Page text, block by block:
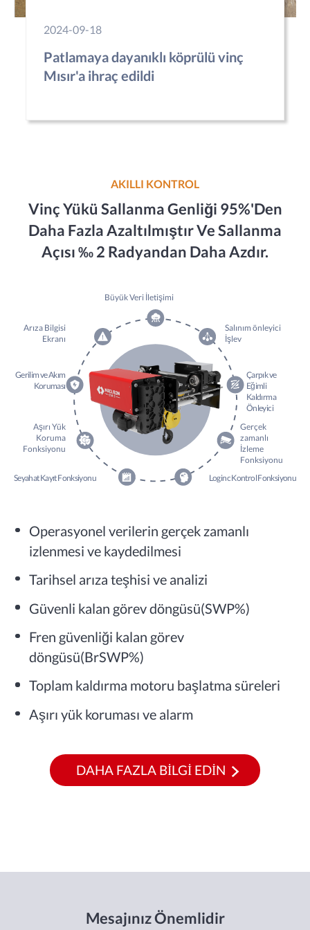
2024-09-18
Patlamaya dayanıklı köprülü vinç
Mısır'a ihraç edildi
AKILLI KONTROL
Vinç Yükü Sallanma Genliği 95%'den
Daha Fazla Azaltılmıştır Ve Sallanma
Açısı ‰ 2 Radyandan Daha Azdır.
Büyük Veri İletişimi
Salınım önleyici
İşlev
Çarpık ve
Eğimli
Kaldırma
Önleyici
Gerçek
zamanlı
İzleme
Fonksiyonu
Loginc Kontrol Fonksiyonu
Seyahat Kayıt Fonksiyonu
Aşırı Yük
Koruma
Fonksiyonu
Gerilim ve Akım
Koruması
Arıza Bilgisi
Ekranı
Operasyonel verilerin gerçek zamanlı
izlenmesi ve kaydedilmesi
Tarihsel arıza teşhisi ve analizi
Güvenli kalan görev döngüsü(SWP%)
Fren güvenliği kalan görev
döngüsü(BrSWP%)
Toplam kaldırma motoru başlatma süreleri
Aşırı yük koruması ve alarm
DAHA FAZLA BİLGİ EDİN
Mesajınız Önemlidir